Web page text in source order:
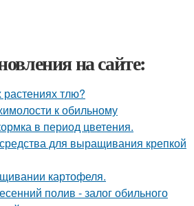
на сайте:
тлю?
к обильному
в период цветения.
для выращивания крепкой
картофеля.
полив - залог обильного